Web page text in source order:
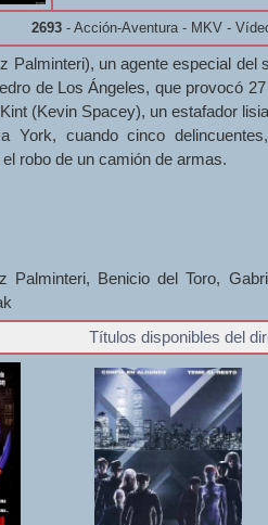
2693- Acción-Aventura - MKV -
Palminteri), un agente especial
de Los Ángeles, que provocó
(Kevin Spacey), un estafador
York, cuando cinco
robo de un camión de armas.
Palminteri, Benicio del Toro,
Títulos disponibles del